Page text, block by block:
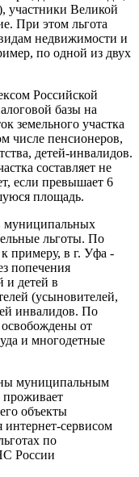
участники Великой
При этом льгота
недвижимости и
по одной из двух
Российской
базы на
земельного участка
числе пенсионеров,
детей-инвалидов.
составляет не
если превышает 6
площадь.
муниципальных
льготы. По
примеру, в г. Уфа -
попечения
и детей в
(усыновителей,
инвалидов. По
от
и многодетные
муниципальным
проживает
объекты
интернет-сервисом
по
России